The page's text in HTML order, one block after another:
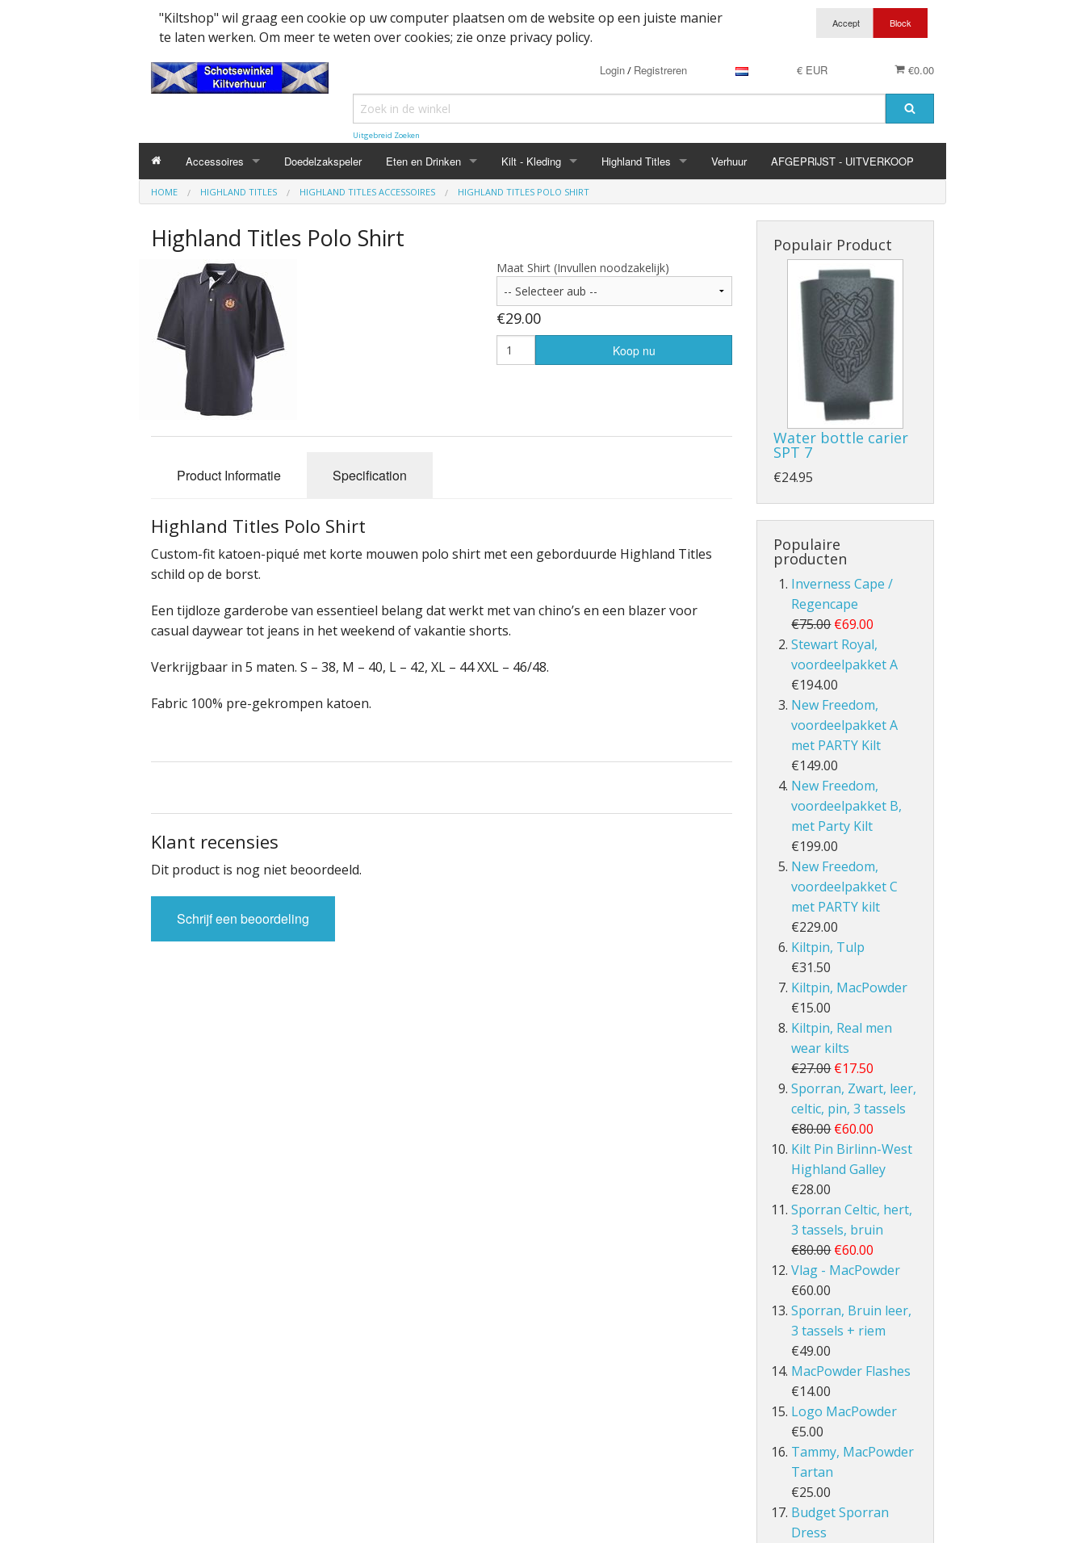
"Kiltshop" wil graag een cookie op uw computer plaatsen om de website op een juiste manier
te laten werken. Om meer te weten over cookies; zie onze privacy policy.
€0.00
€ EUR
Login/ Registreren
Uitgebreid Zoeken
Accessoires
Kleding accesssoires Belt
MacPowder accessoires
Manchet - knopen
Plaid Broache
Sas - Flyplaid
Sporran Sporran Adult
Sporran Child
Collector items en CuriosaCap Badges Oud
Decoratie
Doedelzak - Piper - muziek benodigdheden
Mondkapjes
Plaid - Blanket
Schoenen
Hanging
Scarf Ring / Fibula
Verzenddozen
Doedelzakspeler Eten en Drinken
Haggis
IRN-BRU
Kilt - Kleding
Belted kilt - Great kilt
Cape
Dutch Friendship Tartan producten
Jacket
Budget-, Party-, Standaard- en Volle Kilt
Kilt, voordeelpakket C
Stropdassen / Tie Bow tie
Tartan
Trousers_Tartan
Highland Titles Verhuur AFGEPRIJST - UITVERKOOP
HOME HIGHLAND TITLES HIGHLAND TITLES ACCESSOIRES HIGHLAND TITLES POLO SHIRT
Highland Titles Polo Shirt
Maat Shirt (Invullen noodzakelijk)
€29.00
Koop nu
Product Informatie Specification
Highland Titles Polo Shirt
Custom-fit katoen-piqué met korte mouwen polo shirt met een geborduurde Highland Titles
schild op de borst.
Een tijdloze garderobe van essentieel belang dat werkt met van chino’s en een blazer voor
casual daywear tot jeans in het weekend of vakantie shorts.
Verkrijgbaar in 5 maten. S – 38, M – 40, L – 42, XL – 44 XXL – 46/48.
Fabric 100% pre-gekrompen katoen.
Klant recensies
Dit product is nog niet beoordeeld.
Schrijf een beoordeling
Populair Product
Water bottle carier
SPT 7
€24.95
Populaire
producten
Inverness Cape /
Regencape
€75.00 €69.00
Stewart Royal,
voordeelpakket A
€194.00
New Freedom,
voordeelpakket A
met PARTY Kilt
€149.00
New Freedom,
voordeelpakket B,
met Party Kilt
€199.00
New Freedom,
voordeelpakket C
met PARTY kilt
€229.00
Kiltpin, Tulp
€31.50
Kiltpin, MacPowder
€15.00
Kiltpin, Real men
wear kilts
€27.00 €17.50
Sporran, Zwart, leer,
celtic, pin, 3 tassels
€80.00 €60.00
Kilt Pin Birlinn-West
Highland Galley
€28.00
Sporran Celtic, hert,
3 tassels, bruin
€80.00 €60.00
Vlag - MacPowder
€60.00
Sporran, Bruin leer,
3 tassels + riem
€49.00
MacPowder Flashes
€14.00
Logo MacPowder
€5.00
Tammy, MacPowder
Tartan
€25.00
Budget Sporran
Dress